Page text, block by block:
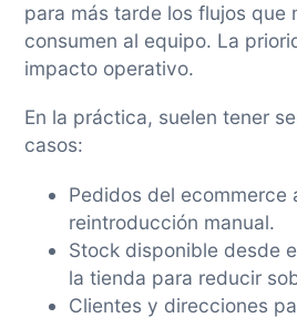
para más tarde los flujos que
consumen al equipo. La
impacto operativo.
En la práctica, suelen tener
casos:
Pedidos del ecommerce
reintroducción manual.
Stock disponible desde
la tienda para reducir
Clientes y direcciones